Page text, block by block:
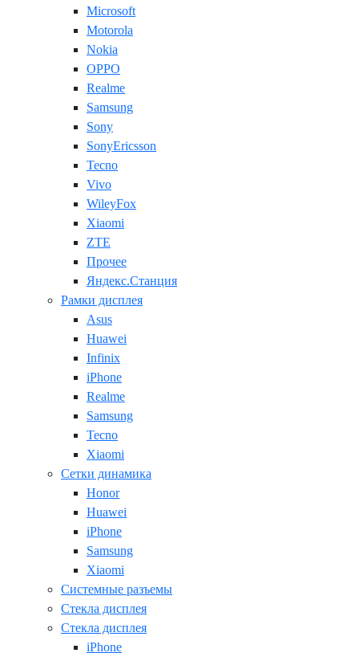
Microsoft
Motorola
Nokia
OPPO
Realme
Samsung
Sony
SonyEricsson
Tecno
Vivo
WileyFox
Xiaomi
ZTE
Прочее
Яндекс.Станция
Рамки дисплея
Asus
Huawei
Infinix
iPhone
Realme
Samsung
Tecno
Xiaomi
Сетки динамика
Honor
Huawei
iPhone
Samsung
Xiaomi
Системные разъемы
Стекла дисплея
Стекла дисплея
iPhone